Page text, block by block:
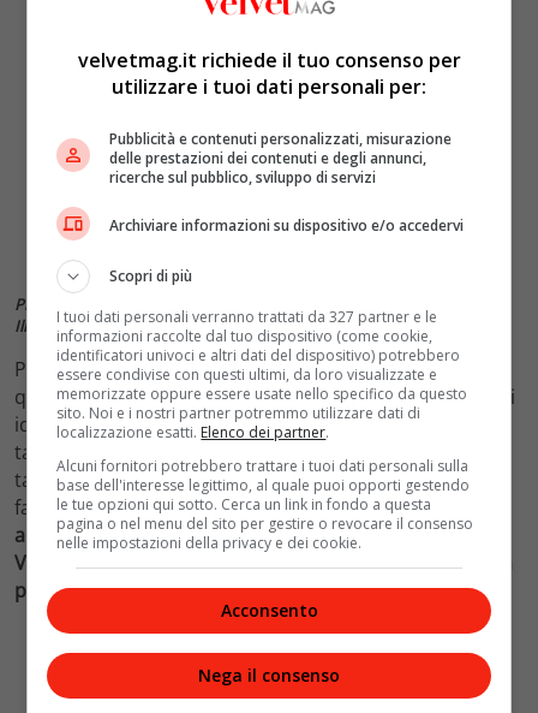
Pizza Road Show: la tappa romana con Savini Tartufi e Seu Pizza
Illuminati
Per la specifica guarnizione della pizza obiettivo di
questo tour organizzato vengono proposti dei prodotti
ideali quali la peschiola ossia una piccola pesca al
tartufo, al diamante nero ossia scaglie di sale nero al
tartufo e tante salse che possono arricchire
fantasiosamente la pizza.Dopo il successo della serata
a Roma da Daniele Seu la prossima tappa sarà in
Versilia l’11 giugno da Apogeo, per gli appassionati non
perdetevi questo appuntamento.
velvetmag.it richiede il tuo consenso per
utilizzare i tuoi dati personali per:
Pubblicità e contenuti personalizzati, misurazione
delle prestazioni dei contenuti e degli annunci,
ricerche sul pubblico, sviluppo di servizi
Archiviare informazioni su dispositivo e/o accedervi
Scopri di più
I tuoi dati personali verranno trattati da 327 partner e le
informazioni raccolte dal tuo dispositivo (come cookie,
identificatori univoci e altri dati del dispositivo) potrebbero
essere condivise con questi ultimi, da loro visualizzate e
memorizzate oppure essere usate nello specifico da questo
sito. Noi e i nostri partner potremmo utilizzare dati di
localizzazione esatti. Elenco dei partner.
Alcuni fornitori potrebbero trattare i tuoi dati personali sulla
base dell'interesse legittimo, al quale puoi opporti gestendo
le tue opzioni qui sotto. Cerca un link in fondo a questa
pagina o nel menu del sito per gestire o revocare il consenso
nelle impostazioni della privacy e dei cookie.
Acconsento
Nega il consenso